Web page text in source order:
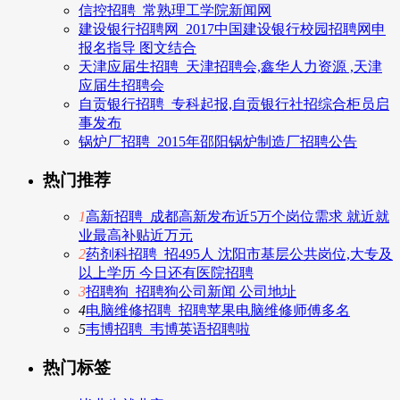
信控招聘_常熟理工学院新闻网
建设银行招聘网_2017中国建设银行校园招聘网申
报名指导 图文结合
天津应届生招聘_天津招聘会,鑫华人力资源 ,天津
应届生招聘会
自贡银行招聘_专科起报,自贡银行社招综合柜员启
事发布
锅炉厂招聘_2015年邵阳锅炉制造厂招聘公告
热门推荐
1高新招聘_成都高新发布近5万个岗位需求 就近就
业最高补贴近万元
2药剂科招聘_招495人 沈阳市基层公共岗位,大专及
以上学历 今日还有医院招聘
3招聘狗_招聘狗公司新闻 公司地址
4电脑维修招聘_招聘苹果电脑维修师傅多名
5韦博招聘_韦博英语招聘啦
热门标签